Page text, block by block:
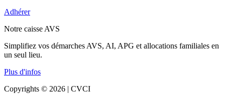
Adhérer
Notre caisse AVS
Simplifiez vos démarches AVS, AI, APG et allocations familiales en
un seul lieu.
Plus d'infos
Copyrights © 2026 | CVCI